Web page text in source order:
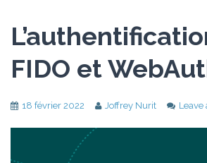
FIDO et
18 février 2022 Joffrey Nurit